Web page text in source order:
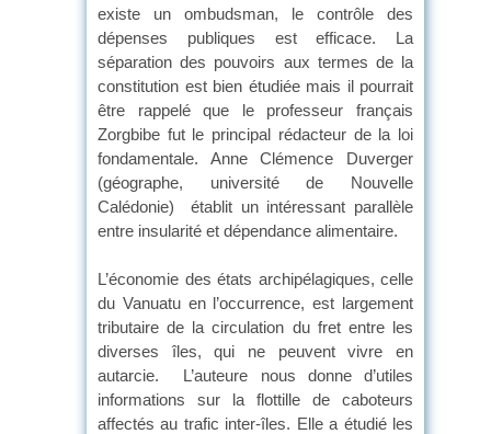
existe un ombudsman, le contrôle des
dépenses publiques est efficace. La
séparation des pouvoirs aux termes de la
constitution est bien étudiée mais il pourrait
être rappelé que le professeur français
Zorgbibe fut le principal rédacteur de la loi
fondamentale. Anne Clémence Duverger
(géographe, université de Nouvelle
Calédonie) établit un intéressant parallèle
entre insularité et dépendance alimentaire.
L’économie des états archipélagiques, celle
du Vanuatu en l’occurrence, est largement
tributaire de la circulation du fret entre les
diverses îles, qui ne peuvent vivre en
autarcie. L’auteure nous donne d’utiles
informations sur la flottille de caboteurs
affectés au trafic inter-îles. Elle a étudié les